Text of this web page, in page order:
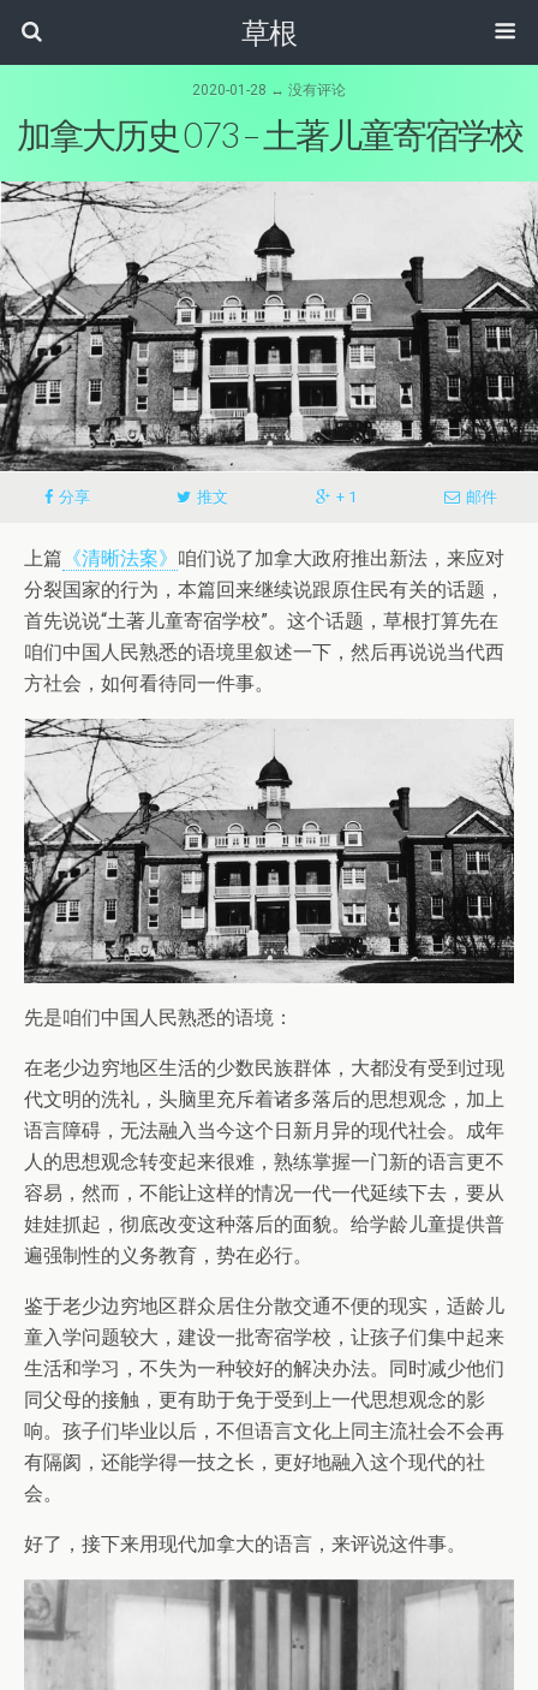
草根
2020-01-28 ↔ 没有评论
加拿大历史 073 – 土著儿童寄宿学校
分享 推文 + 1 邮件
上篇 《清晰法案》 咱们说了加拿大政府推出新法，来应对
分裂国家的行为，本篇回来继续说跟原住民有关的话题，
首先说说“土著儿童寄宿学校”。这个话题，草根打算先在
咱们中国人民熟悉的语境里叙述一下，然后再说说当代西
方社会，如何看待同一件事。
先是咱们中国人民熟悉的语境：
在老少边穷地区生活的少数民族群体，大都没有受到过现
代文明的洗礼，头脑里充斥着诸多落后的思想观念，加上
语言障碍，无法融入当今这个日新月异的现代社会。成年
人的思想观念转变起来很难，熟练掌握一门新的语言更不
容易，然而，不能让这样的情况一代一代延续下去，要从
娃娃抓起，彻底改变这种落后的面貌。给学龄儿童提供普
遍强制性的义务教育，势在必行。
鉴于老少边穷地区群众居住分散交通不便的现实，适龄儿
童入学问题较大，建设一批寄宿学校，让孩子们集中起来
生活和学习，不失为一种较好的解决办法。同时减少他们
同父母的接触，更有助于免于受到上一代思想观念的影
响。孩子们毕业以后，不但语言文化上同主流社会不会再
有隔阂，还能学得一技之长，更好地融入这个现代的社
会。
好了，接下来用现代加拿大的语言，来评说这件事。